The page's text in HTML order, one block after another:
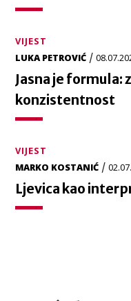
VIJEST
LUKA PETROVIĆ /
Jasna je formula:
konzistentnost
VIJEST
MARKO KOSTANIĆ /
Ljevica kao